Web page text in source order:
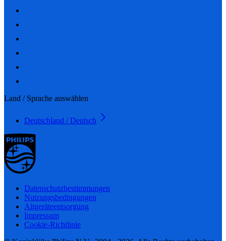
Land / Sprache auswählen
Deutschland / Deutsch
Datenschutzbestimmungen
Nutzungsbedingungen
Altgeräteentsorgung
Impressum
Cookie-Richtlinie